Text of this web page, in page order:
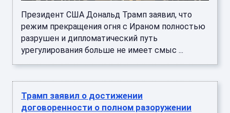
Президент США Дональд Трамп заявил, что
режим прекращения огня с Ираном полностью
разрушен и дипломатический путь
урегулирования больше не имеет смыс ...
Трамп заявил о достижении
договоренности о полном разоружении